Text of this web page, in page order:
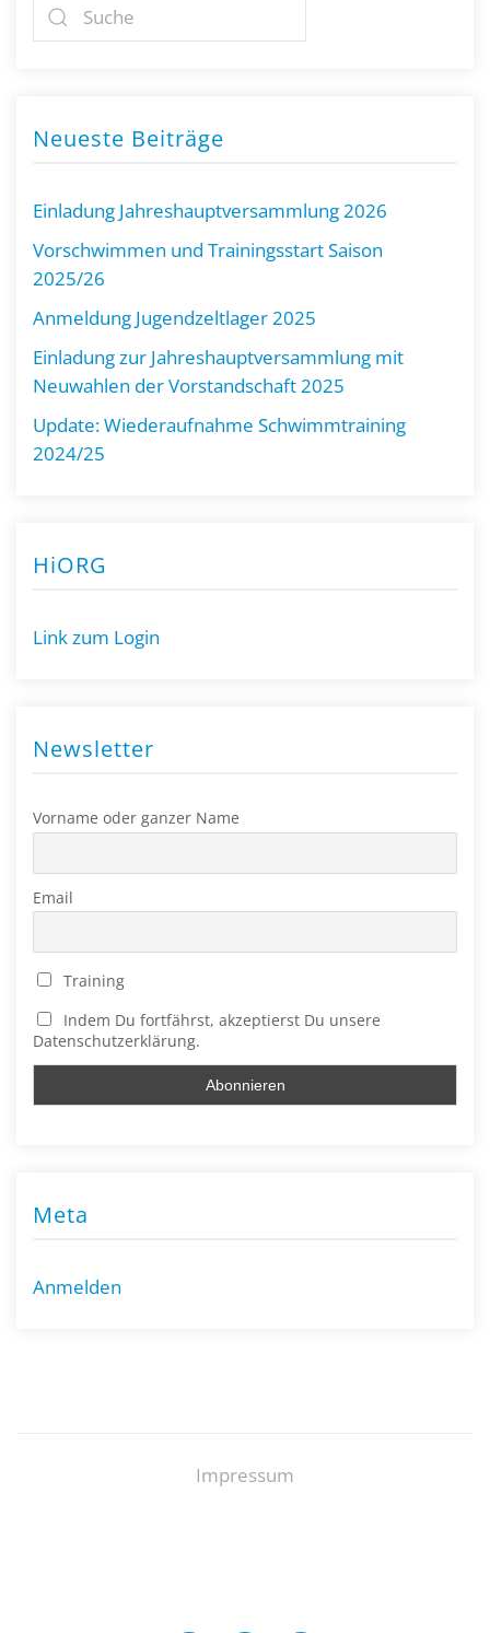
Neueste Beiträge
Einladung Jahreshauptversammlung 2026
Vorschwimmen und Trainingsstart Saison
2025/26
Anmeldung Jugendzeltlager 2025
Einladung zur Jahreshauptversammlung mit
Neuwahlen der Vorstandschaft 2025
Update: Wiederaufnahme Schwimmtraining
2024/25
HiORG
Link zum Login
Newsletter
Vorname oder ganzer Name
Email
Training
Indem Du fortfährst, akzeptierst Du unsere
Datenschutzerklärung.
Meta
Anmelden
Impressum